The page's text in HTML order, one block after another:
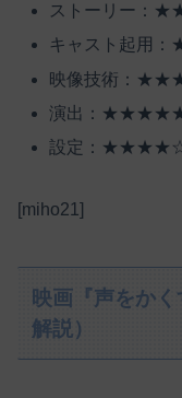
ストーリー
キャスト起用
映像技術：
演出：
設定：
[miho21]
映画『声をか
解説）